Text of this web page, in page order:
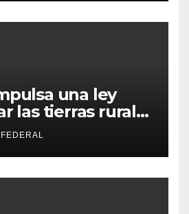
una ley
las tierras rurales
cuáles son los